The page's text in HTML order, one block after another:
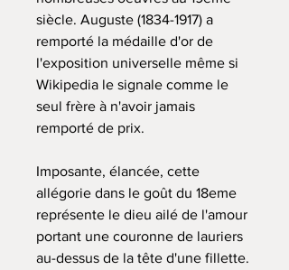
siècle. Auguste (1834-1917) a
remporté la médaille d'or de
l'exposition universelle même si
Wikipedia le signale comme le
seul frère à n'avoir jamais
remporté de prix.
Imposante, élancée, cette
allégorie dans le goût du 18eme
représente le dieu ailé de l'amour
portant une couronne de lauriers
au-dessus de la tête d'une fillette.